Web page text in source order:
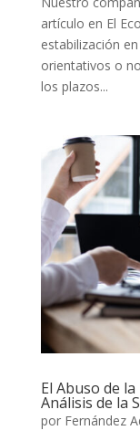
artículo en El
estabilización
orientativos o
los plazos...
El Abuso de
Análisis de la
por Fernández